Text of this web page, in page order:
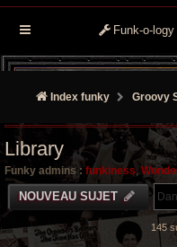
Funk-o-
Index funky Groovy
Library
Funky admins : funkiness,
NOUVEAU SUJET
145